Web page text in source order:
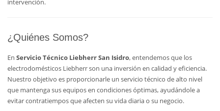
intervención.
¿Quiénes Somos?
En Servicio Técnico Liebherr San Isidro, entendemos que los
electrodomésticos Liebherr son una inversión en calidad y eficiencia.
Nuestro objetivo es proporcionarle un servicio técnico de alto nivel
que mantenga sus equipos en condiciones óptimas, ayudándole a
evitar contratiempos que afecten su vida diaria o su negocio.